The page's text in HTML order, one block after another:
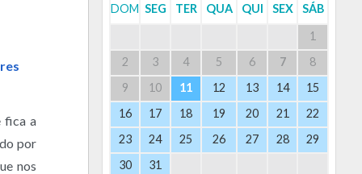
fica a
por
nos
DOM SEG TER QUA QUI SEX SÁB
1
2
3 4 5 6 7
8
9
10 11 12 13 14
15
16
17 18 19 20 21
22
23
24 25 26 27 28
29
30
31